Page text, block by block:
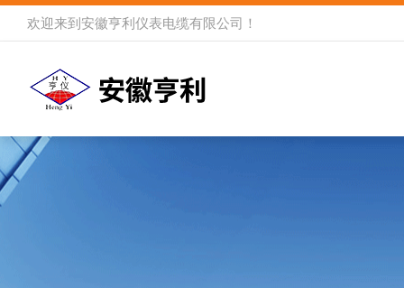
欢迎来到 安徽亨利仪表电缆有限公司 ！